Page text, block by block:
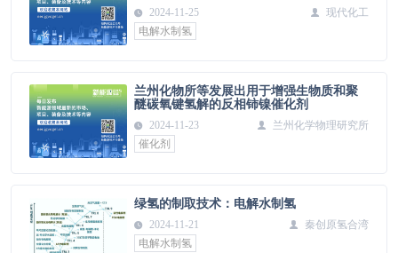
2024-11-25
现代化工
电解水制氢
兰州化物所等发展出用于增强生物质和聚
醚碳氧键氢解的反相铈镍催化剂
2024-11-23
兰州化学物理研究所
催化剂
绿氢的制取技术：电解水制氢
2024-11-21
秦创原氢合湾
电解水制氢